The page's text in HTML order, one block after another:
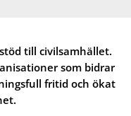
till civilsamhället.
som bidrar
fritid och ökat